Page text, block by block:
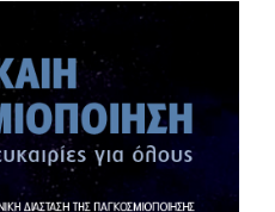
€19,08.
τιμή
είναι:
€15,00.